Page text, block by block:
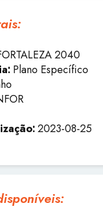
2040
Plano Específico
2023-08-25